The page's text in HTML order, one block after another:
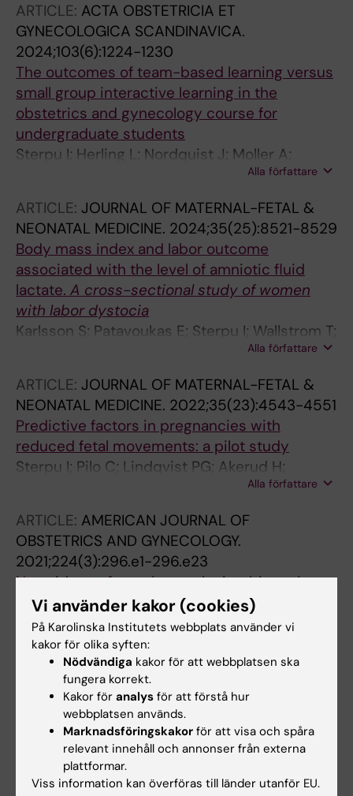
ARTICLE: ACTA OBSTETRICIA ET
GYNECOLOGICA SCANDINAVICA.
2024;103(6):1224-1230
The outcomes of team-based learning versus
small group interactive learning in the
obstetrics and gynecology course for
undergraduate students
Sterpu I; Herling L; Nordquist J; Moller A;
Alla författare
ARTICLE: JOURNAL OF MATERNAL-FETAL &
NEONATAL MEDICINE. 2024;35(25):8521-8529
Body mass index and labor outcome
associated with the level of amniotic fluid
lactate. A cross-sectional study of women
with labor dystocia
Karlsson S; Patavoukas E; Sterpu I; Wallstrom T;
Alla författare
ARTICLE: JOURNAL OF MATERNAL-FETAL &
NEONATAL MEDICINE. 2022;35(23):4543-4551
Predictive factors in pregnancies with
reduced fetal movements: a pilot study
Sterpu I; Pilo C; Lindqvist PG; Akerud H;
Alla författare
ARTICLE: AMERICAN JOURNAL OF
OBSTETRICS AND GYNECOLOGY.
2021;224(3):296.e1-296.e23
No evidence for a placental microbiome in
human pregnancies at term
Sterpu I; Fransson E; Hugerth LW; Du J; Pereira
M; Cheng L; Radu SA; Calderon-Perez L; Zha Y;
Angelidou P; Pennhag A; Boulund F; Scheynius
A; Engstrand L; Wiberg-Itzel E; Schuppe-
Koistinen I
ARTICLE:BMC PREGNANCY AND CHILDBIRTH.
2020;20(1):700
Could a multidisciplinary regional audit
identify avoidable factors and delays that
contribute to stillbirths? A retrospective
cohort study
Vi använder kakor (cookies)
På Karolinska Institutets webbplats använder vi
kakor för olika syften:
Nödvändiga kakor för att webbplatsen ska
fungera korrekt.
Kakor för analys för att förstå hur
webbplatsen används.
Marknadsföringskakor för att visa och spåra
relevant innehåll och annonser från externa
plattformar.
Viss information kan överföras till länder utanför EU.